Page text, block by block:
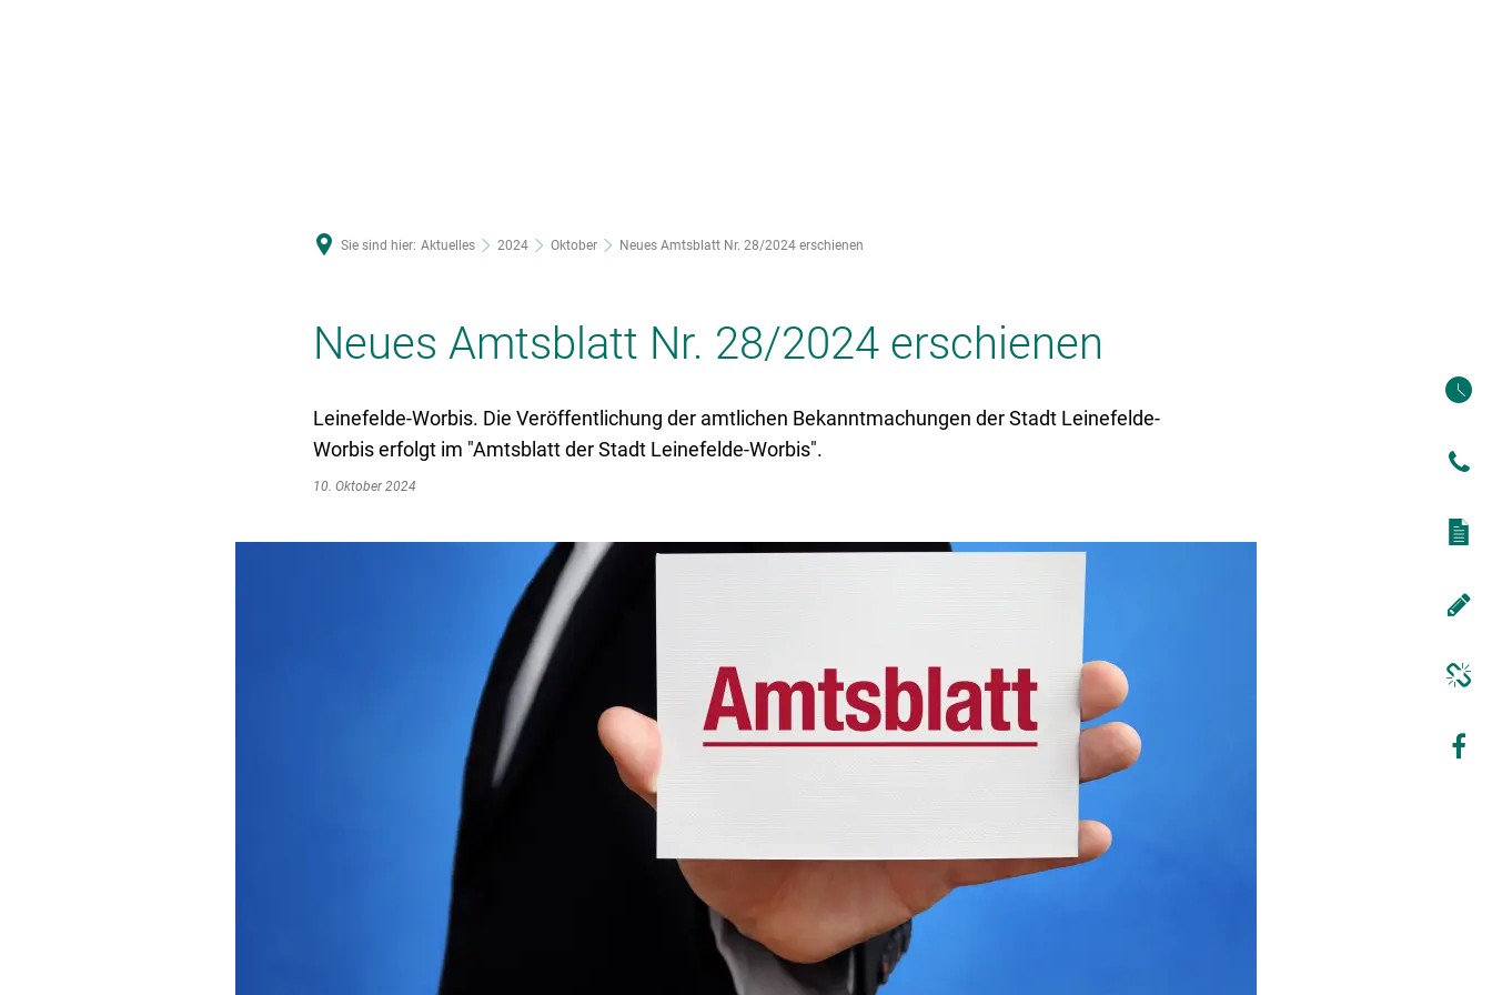
Sie sind hier: Aktuelles 2024 Oktober Neues Amtsblatt Nr. 28/2024 erschienen
Neues Amtsblatt Nr. 28/2024 erschienen
Leinefelde-Worbis. Die Veröffentlichung der amtlichen Bekanntmachungen der Stadt Leinefelde-
Worbis erfolgt im "Amtsblatt der Stadt Leinefelde-Worbis".
10. Oktober 2024